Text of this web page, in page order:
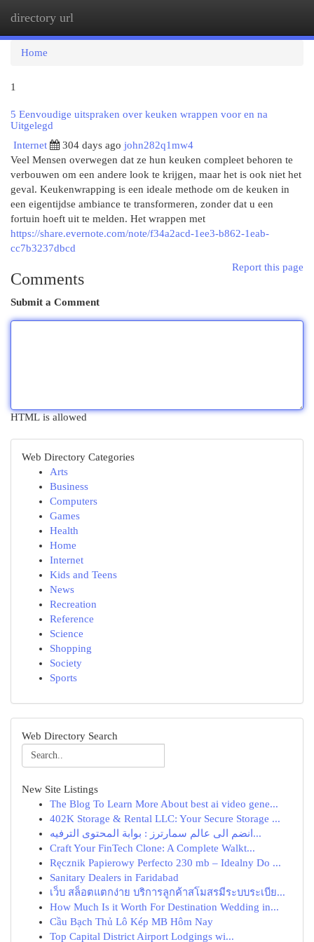
directory url
Home
1
5 Eenvoudige uitspraken over keuken wrappen voor en na
Uitgelegd
Internet
304 days ago john282q1mw4
Veel Mensen overwegen dat ze hun keuken compleet behoren te
verbouwen om een andere look te krijgen, maar het is ook niet het
geval. Keukenwrapping is een ideale methode om de keuken in
een eigentijdse ambiance te transformeren, zonder dat u een
fortuin hoeft uit te melden. Het wrappen met
https://share.evernote.com/note/f34a2acd-1ee3-b862-1eab-
cc7b3237dbcd
Report this page
Comments
Submit a Comment
HTML is allowed
Web Directory Categories
Arts
Business
Computers
Games
Health
Home
Internet
Kids and Teens
News
Recreation
Reference
Science
Shopping
Society
Sports
Web Directory Search
New Site Listings
The Blog To Learn More About best ai video gene...
402K Storage & Rental LLC: Your Secure Storage ...
انضم الى عالم سمارترز : بوابة المحتوى الترفيه...
Craft Your FinTech Clone: A Complete Walkt...
Ręcznik Papierowy Perfecto 230 mb – Idealny Do ...
Sanitary Dealers in Faridabad
เว็บ สล็อตแตกง่าย บริการลูกค้าสโมสรมีระบบระเบีย...
How Much Is it Worth For Destination Wedding in...
Cầu Bạch Thủ Lô Kép MB Hôm Nay
Top Capital District Airport Lodgings wi...